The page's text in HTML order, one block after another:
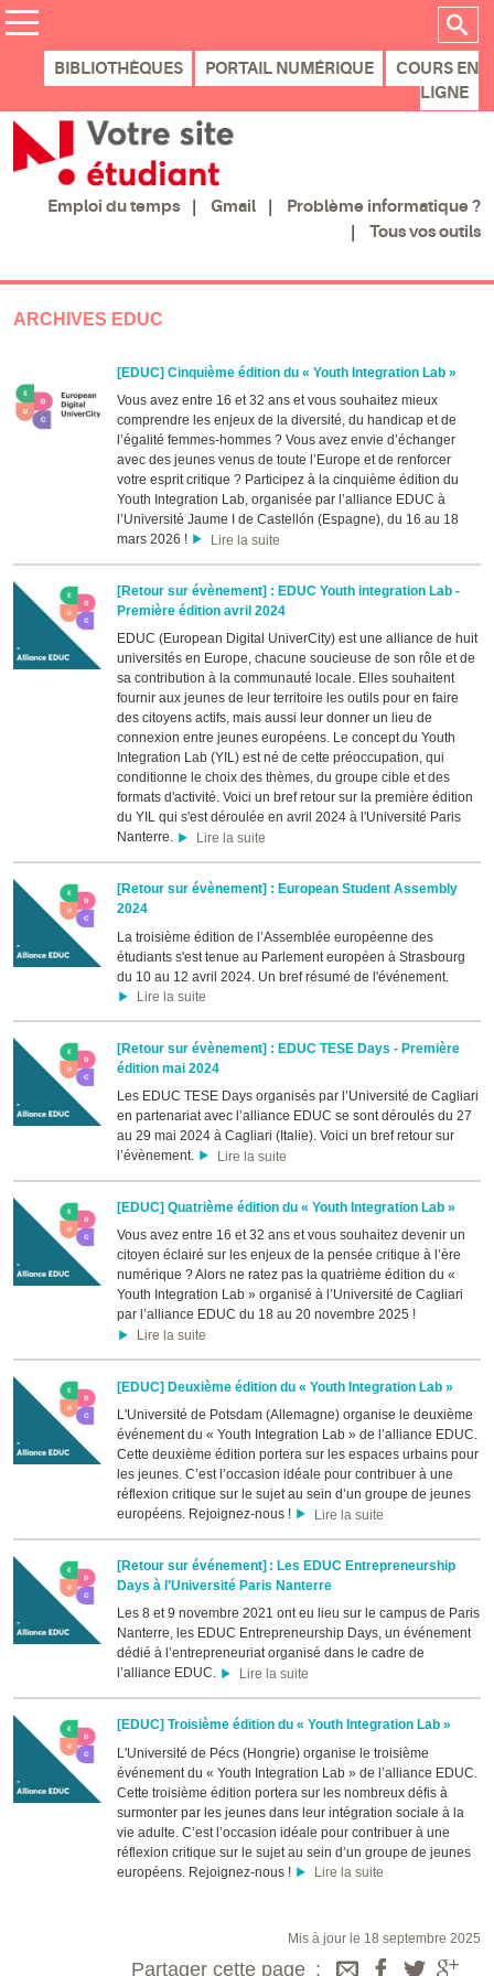
BIBLIOTHÈQUES PORTAIL NUMÉRIQUE
COURS EN
LIGNE
Emploi du temps Gmail
Problème informatique ?
Tous vos outils
ARCHIVES EDUC
[EDUC] Cinquième édition du « Youth Integration Lab »
Vous avez entre 16 et 32 ans et vous souhaitez mieux
comprendre les enjeux de la diversité, du handicap et de
l’égalité femmes-hommes ? Vous avez envie d’échanger
avec des jeunes venus de toute l’Europe et de renforcer
votre esprit critique ? Participez à la cinquième édition du
Youth Integration Lab, organisée par l’alliance EDUC à
l’Université Jaume I de Castellón (Espagne), du 16 au 18
mars 2026 !
Lire la suite
[Retour sur évènement] : EDUC Youth integration Lab -
Première édition avril 2024
EDUC (European Digital UniverCity) est une alliance de huit
universités en Europe, chacune soucieuse de son rôle et de
sa contribution à la communauté locale. Elles souhaitent
fournir aux jeunes de leur territoire les outils pour en faire
des citoyens actifs, mais aussi leur donner un lieu de
connexion entre jeunes européens. Le concept du Youth
Integration Lab (YIL) est né de cette préoccupation, qui
conditionne le choix des thèmes, du groupe cible et des
formats d'activité. Voici un bref retour sur la première édition
du YIL qui s'est déroulée en avril 2024 à l'Université Paris
Nanterre.
Lire la suite
[Retour sur évènement] : European Student Assembly
2024
La troisième édition de l’Assemblée européenne des
étudiants s'est tenue au Parlement européen à Strasbourg
du 10 au 12 avril 2024. Un bref résumé de l'événement.
Lire la suite
[Retour sur évènement] : EDUC TESE Days - Première
édition mai 2024
Les EDUC TESE Days organisés par l’Université de Cagliari
en partenariat avec l’alliance EDUC se sont déroulés du 27
au 29 mai 2024 à Cagliari (Italie). Voici un bref retour sur
l’évènement.
Lire la suite
[EDUC] Quatrième édition du « Youth Integration Lab »
Vous avez entre 16 et 32 ans et vous souhaitez devenir un
citoyen éclairé sur les enjeux de la pensée critique à l’ère
numérique ? Alors ne ratez pas la quatrième édition du «
Youth Integration Lab » organisé à l’Université de Cagliari
par l’alliance EDUC du 18 au 20 novembre 2025 !
Lire la suite
[EDUC] Deuxième édition du « Youth Integration Lab »
L'Université de Potsdam (Allemagne) organise le deuxième
événement du « Youth Integration Lab » de l’alliance EDUC.
Cette deuxième édition portera sur les espaces urbains pour
les jeunes. C’est l’occasion idéale pour contribuer à une
réflexion critique sur le sujet au sein d’un groupe de jeunes
européens. Rejoignez-nous !
Lire la suite
[Retour sur événement] : Les EDUC Entrepreneurship
Days à l’Université Paris Nanterre
Les 8 et 9 novembre 2021 ont eu lieu sur le campus de Paris
Nanterre, les EDUC Entrepreneurship Days, un événement
dédié à l’entrepreneuriat organisé dans le cadre de
l’alliance EDUC.
Lire la suite
[EDUC] Troisième édition du « Youth Integration Lab »
L'Université de Pécs (Hongrie) organise le troisième
événement du « Youth Integration Lab » de l’alliance EDUC.
Cette troisième édition portera sur les nombreux défis à
surmonter par les jeunes dans leur intégration sociale à la
vie adulte. C’est l’occasion idéale pour contribuer à une
réflexion critique sur le sujet au sein d’un groupe de jeunes
européens. Rejoignez-nous !
Lire la suite
Mis à jour le 18 septembre 2025
Partager cette page